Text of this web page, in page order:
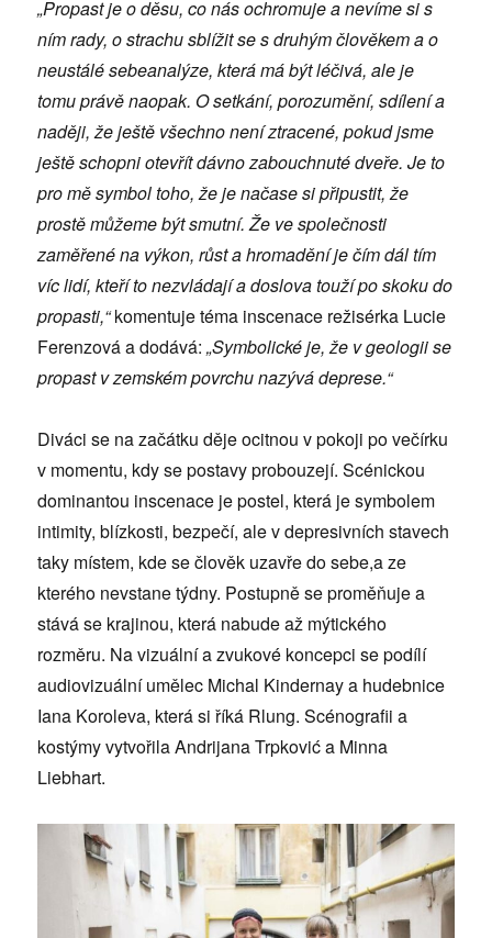
„Propast je o děsu, co nás ochromuje a nevíme si s
ním rady, o strachu sblížit se s druhým člověkem a o
neustálé sebeanalýze, která má být léčivá, ale je
tomu právě naopak. O setkání, porozumění, sdílení a
naději, že ještě všechno není ztracené, pokud jsme
ještě schopni otevřít dávno zabouchnuté dveře. Je to
pro mě symbol toho, že je načase si připustit, že
prostě můžeme být smutní. Že ve společnosti
zaměřené na výkon, růst a hromadění je čím dál tím
víc lidí, kteří to nezvládají a doslova touží po skoku do
propasti,“komentuje téma inscenace režisérka Lucie
Ferenzová a dodává:„Symbolické je, že v geologii se
propast v zemském povrchu nazývá deprese.“
Diváci se na začátku děje ocitnou v pokoji po večírku
v momentu, kdy se postavy probouzejí. Scénickou
dominantou inscenace je postel, která je symbolem
intimity, blízkosti, bezpečí, ale v depresivních stavech
taky místem, kde se člověk uzavře do sebe,a ze
kterého nevstane týdny. Postupně se proměňuje a
stává se krajinou, která nabude až mýtického
rozměru. Na vizuální a zvukové koncepci se podílí
audiovizuální umělec Michal Kindernay a hudebnice
Iana Koroleva, která si říká Rlung. Scénografii a
kostýmy vytvořila Andrijana Trpković a Minna
Liebhart.